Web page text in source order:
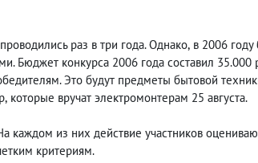
раз в три года. Однако, в 2006
Бюджет конкурса 2006 года составил 35.000
Это будут предметы бытовой
, которые вручат электромонтерам 25 августа.
каждом из них действие участников
критериям.